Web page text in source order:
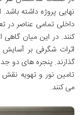
نهایی پروژه داشته باشد.
داخلی تمامی عناصر در
کنند.در این میان گاهی
اثرات شگرفی بر آسایش
گذارند. پنجره های دو
تامین نور و تهویه نقش
می کنند.